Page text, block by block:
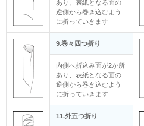
あり、表紙となる面の
逆側から巻き込むよう
に折っていきます
9.巻々四つ折り
内側へ折込み面が2か所
あり、表紙となる面の
逆側から巻き込むよう
に折っていきます
11.外五つ折り